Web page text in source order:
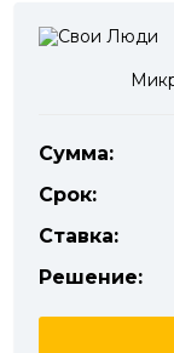
Сумма:
Срок:
Ставка:
Решение: